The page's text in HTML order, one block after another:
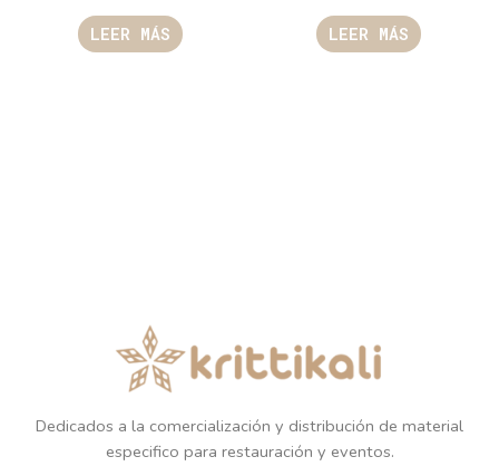
LEER MÁS LEER MÁS
Dedicados a la comercialización y distribución de material
especifico para restauración y eventos.